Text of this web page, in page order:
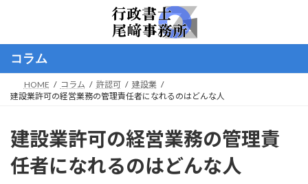
ン
へ
ー
ョ
コラム
HOME コラム 許認可
建設業
建設業許可の経営業務の管理責任者になれるのはどんな人
建設業許可の経営業務の管理責
任者になれるのはどんな人